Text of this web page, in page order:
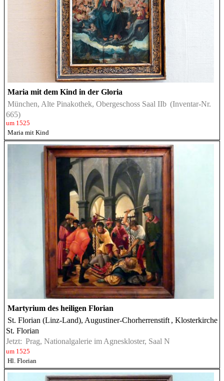
Maria mit dem Kind in der Gloria
München, Alte Pinakothek, Obergeschoss Saal IIb (Inventar-Nr.
665)
um 1525
Maria mit Kind
Martyrium des heiligen Florian
St. Florian (Linz-Land), Augustiner-Chorherrenstift , Klosterkirche
St. Florian
Jetzt: Prag, Nationalgalerie im Agneskloster, Saal N
um 1525
Hl. Florian